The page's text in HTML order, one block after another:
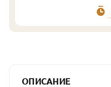
ОПИСАНИЕ